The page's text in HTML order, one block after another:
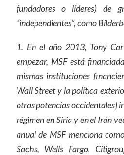
fundadores o líderes) de
“independientes”, como
1. En el año 2013, Tony
empezar, MSF está
mismas instituciones
Wall Street y la política
otras potencias occidentales]
régimen en Siria y en el Irán
anual de MSF menciona
Sachs, Wells Fargo,